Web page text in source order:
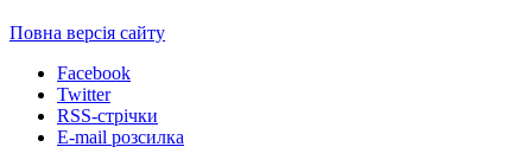
Повна версія сайту
Facebook
Twitter
RSS-стрічки
E-mail розсилка